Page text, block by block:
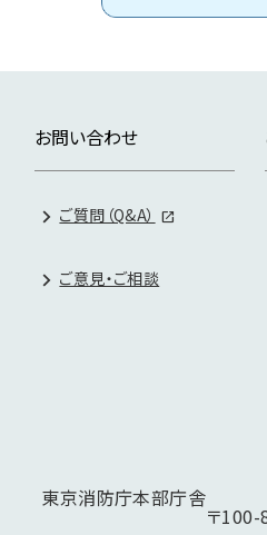
お問い合わせ
ご質問（Q&A）
ご意見・ご相談
東京消防庁本部庁舎
〒100-